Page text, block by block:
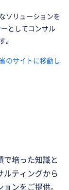
ソリューションを
としてコンサル
。
のサイトに移動し
で培った知識と
ルティングから
ンをご提供。